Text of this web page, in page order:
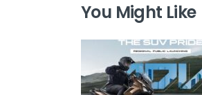
You Might Like